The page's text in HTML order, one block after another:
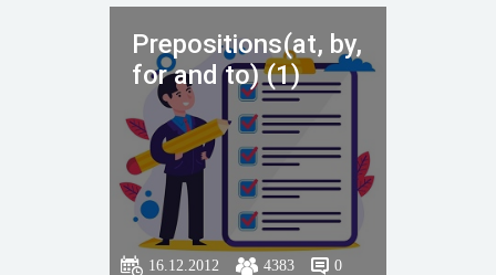
Prepositions(at, by,
for and to) (1)
16.12.2012 4383 0